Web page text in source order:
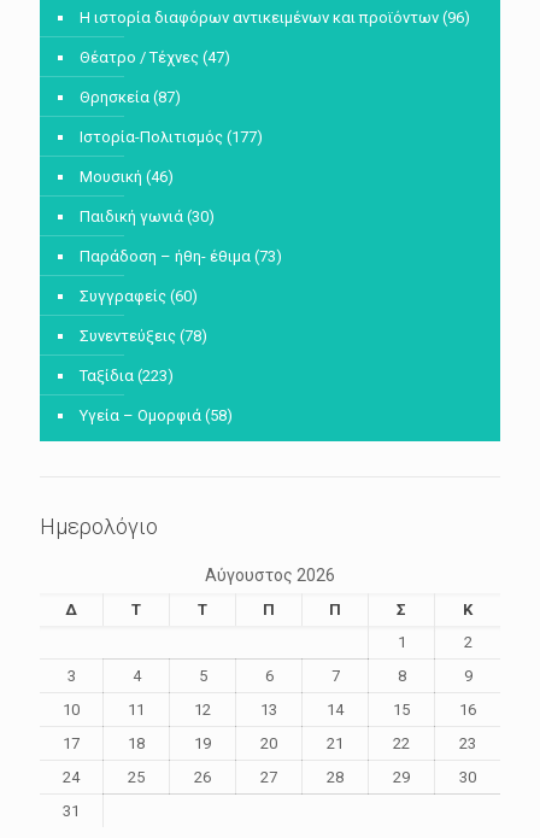
Η ιστορία διαφόρων αντικειμένων και προϊόντων (96)
Θέατρο / Τέχνες (47)
Θρησκεία (87)
Ιστορία-Πολιτισμός (177)
Μουσική (46)
Παιδική γωνιά (30)
Παράδοση – ήθη- έθιμα (73)
Συγγραφείς (60)
Συνεντεύξεις (78)
Ταξίδια (223)
Υγεία – Ομορφιά (58)
Ημερολόγιο
Αύγουστος 2026
Δ Τ Τ Π Π Σ
Κ
1
2
3
4 5 6 7 8
9
10
11 12 13 14 15
16
17
18 19 20 21 22
23
24
25 26 27 28 29
30
31